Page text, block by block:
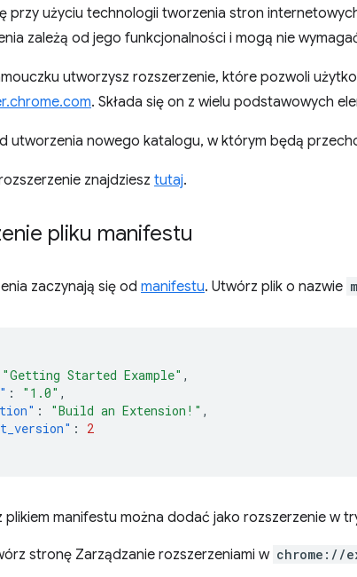
przy użyciu technologii tworzenia stron
zależą od jego funkcjonalności i mogą nie
utworzysz rozszerzenie, które pozwoli
. Składa się on z wielu podstawowych
utworzenia nowego katalogu, w którym będą
znajdziesz tutaj.
pliku manifestu
zaczynają się od manifestu. Utwórz plik o nazwie
"Getting Started Example" ,
: "1.0" ,
: "Build an Extension!" ,
:
2
plikiem manifestu można dodać jako rozszerzenie w
stronę Zarządzanie rozszerzeniami w chrome://